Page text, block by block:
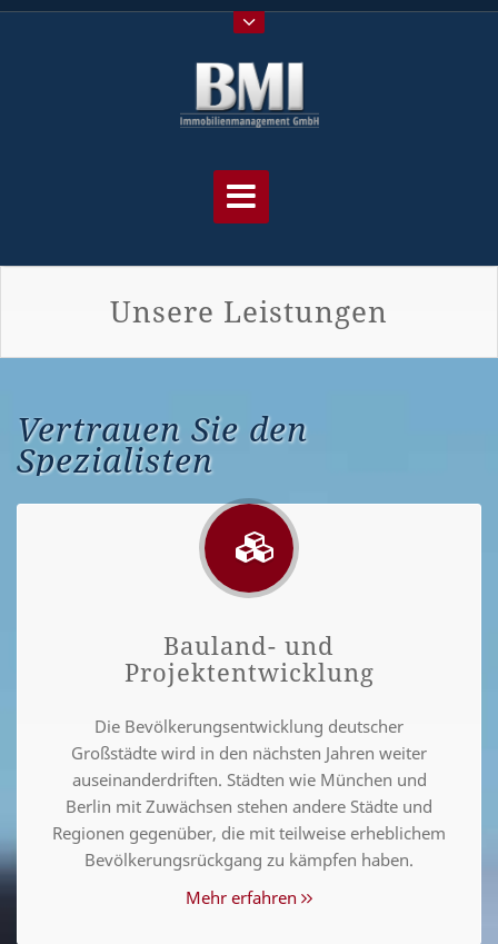
Unsere Leistungen
Vertrauen Sie den
Spezialisten
Bauland- und
Projektentwicklung
Die Bevölkerungsentwicklung deutscher
Großstädte wird in den nächsten Jahren weiter
auseinanderdriften. Städten wie München und
Berlin mit Zuwächsen stehen andere Städte und
Regionen gegenüber, die mit teilweise erheblichem
Bevölkerungsrückgang zu kämpfen haben.
Mehr erfahren